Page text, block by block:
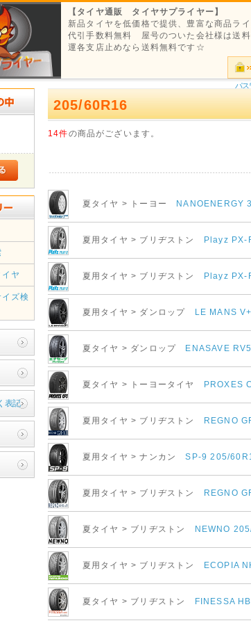
【タイヤ通販 タイヤサプライヤー】
新品タイヤを低価格で提供、豊富な商品ラ
代引手数料無料 屋号のついた会社様は送
運各支店止めなら送料無料です☆
パス
ヤ
ズ検
表記
205/60R16
14件の商品がございます。
夏タイヤ > トーヨー NANOENERGY
夏用タイヤ > ブリヂストン Playz PX-
夏用タイヤ > ブリヂストン Playz
夏用タイヤ > ダンロップ LE MANS
夏タイヤ > ダンロップ ENASAVE
夏タイヤ > トーヨータイヤ PROXES
夏用タイヤ > ブリヂストン REGNO
夏用タイヤ > ナンカンSP-9 205/
夏用タイヤ > ブリヂストン REGNO
夏タイヤ > ブリヂストン NEWNO
夏用タイヤ > ブリヂストン ECOPIA
夏タイヤ > ブリヂストン FINESSA